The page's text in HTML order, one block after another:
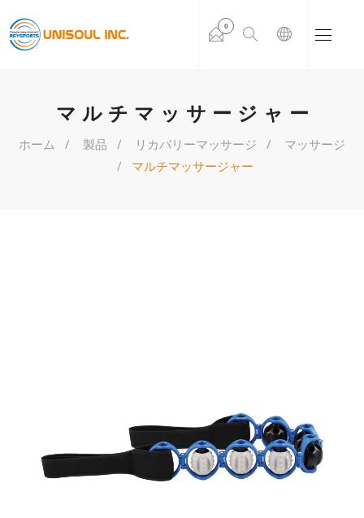
0
マルチマッサージャー
ホーム 製品 リカバリーマッサージ
マッサージ
マルチマッサージャー